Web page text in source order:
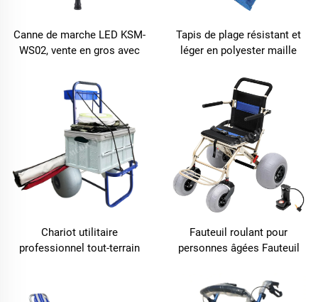
Canne de marche LED KSM-
WS02, vente en gros avec
télescopique de la hauteur,
pour stabilité en extérieur et
randonnée pour personnes
âgées
Tapis de plage résistant et
léger en polyester maille
aux fauteuils roulants
Chariot utilitaire
professionnel tout-terrain
équipement de camping et
Fauteuil roulant pour
personnes âgées Fauteuil
pour plage avec cadre en
acier enduit de poudre pour